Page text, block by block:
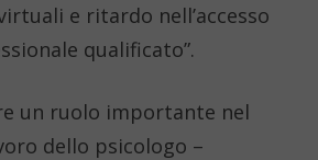
e ritardo nell’accesso
qualificato”.
un ruolo importante nel
dello psicologo –